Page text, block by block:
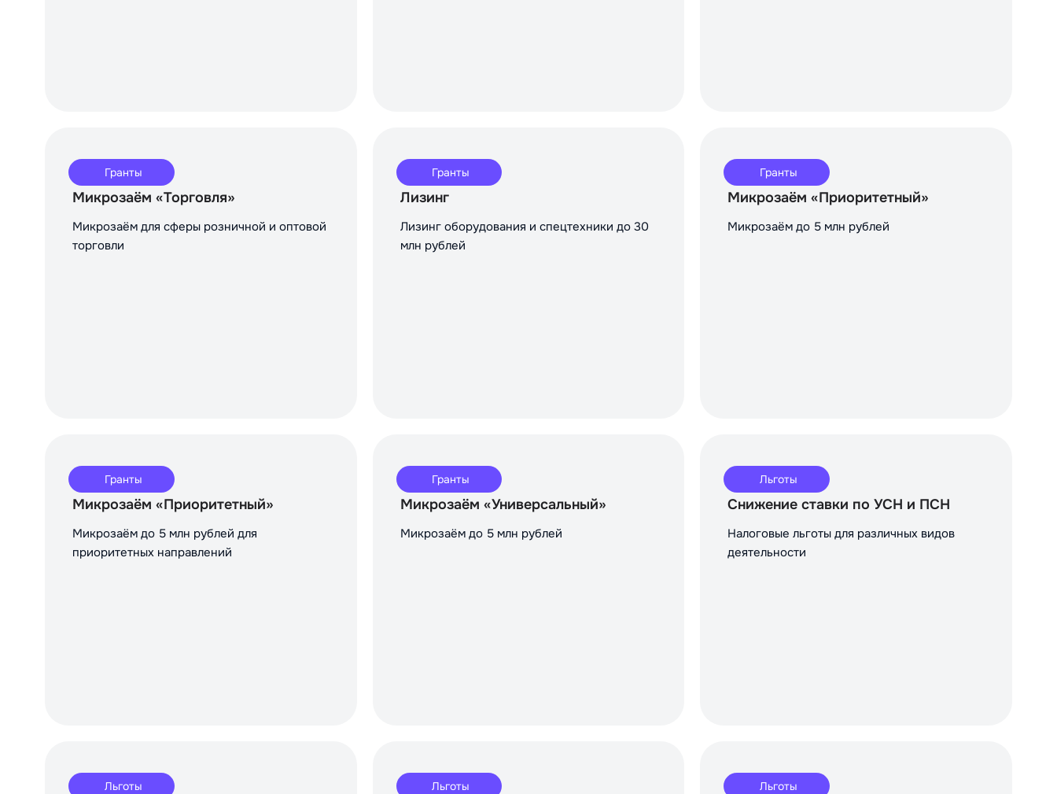
Гранты
Микрозаём «Торговля»
Микрозаём для сферы розничной и оптовой
торговли
Гранты
Лизинг
Лизинг оборудования и спецтехники до 30
млн рублей
Гранты
Микрозаём «Приоритетный»
Микрозаём до 5 млн рублей
Гранты
Микрозаём «Приоритетный»
Микрозаём до 5 млн рублей для
приоритетных направлений
Гранты
Микрозаём «Универсальный»
Микрозаём до 5 млн рублей
Льготы
Снижение ставки по УСН и ПСН
Налоговые льготы для различных видов
деятельности
Льготы Льготы Льготы